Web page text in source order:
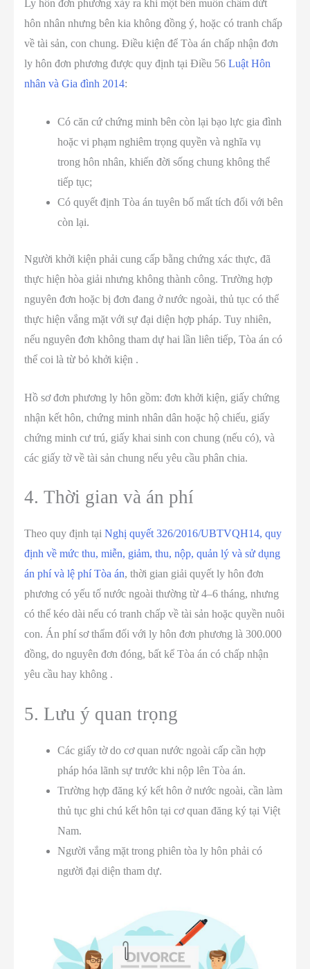
Ly hôn đơn phương xảy ra khi một bên muốn chấm dứt
hôn nhân nhưng bên kia không đồng ý, hoặc có tranh chấp
về tài sản, con chung. Điều kiện để Tòa án chấp nhận đơn
ly hôn đơn phương được quy định tại Điều 56 Luật Hôn
nhân và Gia đình 2014:
Có căn cứ chứng minh bên còn lại bạo lực gia đình
hoặc vi phạm nghiêm trọng quyền và nghĩa vụ
trong hôn nhân, khiến đời sống chung không thể
tiếp tục;
Có quyết định Tòa án tuyên bố mất tích đối với bên
còn lại.
Người khởi kiện phải cung cấp bằng chứng xác thực, đã
thực hiện hòa giải nhưng không thành công. Trường hợp
nguyên đơn hoặc bị đơn đang ở nước ngoài, thủ tục có thể
thực hiện vắng mặt với sự đại diện hợp pháp. Tuy nhiên,
nếu nguyên đơn không tham dự hai lần liên tiếp, Tòa án có
thể coi là từ bỏ khởi kiện .
Hồ sơ đơn phương ly hôn gồm: đơn khởi kiện, giấy chứng
nhận kết hôn, chứng minh nhân dân hoặc hộ chiếu, giấy
chứng minh cư trú, giấy khai sinh con chung (nếu có), và
các giấy tờ về tài sản chung nếu yêu cầu phân chia.
4. Thời gian và án phí
Theo quy định tại Nghị quyết 326/2016/UBTVQH14, quy
định về mức thu, miễn, giảm, thu, nộp, quản lý và sử dụng
án phí và lệ phí Tòa án, thời gian giải quyết ly hôn đơn
phương có yếu tố nước ngoài thường từ 4–6 tháng, nhưng
có thể kéo dài nếu có tranh chấp về tài sản hoặc quyền nuôi
con. Án phí sơ thẩm đối với ly hôn đơn phương là 300.000
đồng, do nguyên đơn đóng, bất kể Tòa án có chấp nhận
yêu cầu hay không .
5. Lưu ý quan trọng
Các giấy tờ do cơ quan nước ngoài cấp cần hợp
pháp hóa lãnh sự trước khi nộp lên Tòa án.
Trường hợp đăng ký kết hôn ở nước ngoài, cần làm
thủ tục ghi chú kết hôn tại cơ quan đăng ký tại Việt
Nam.
Người vắng mặt trong phiên tòa ly hôn phải có
người đại diện tham dự.